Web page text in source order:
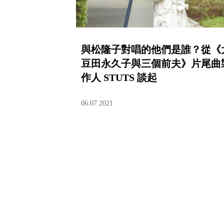
與松隆子對唱的他們是誰？從《
豆田永久子與三個前夫》片尾曲
作人 STUTS 談起
06.07.2021